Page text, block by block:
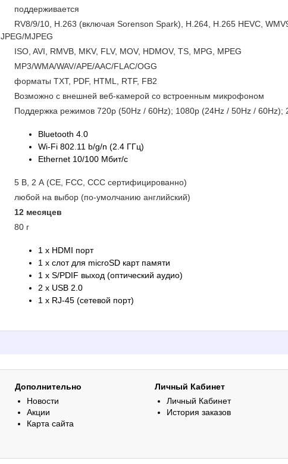
поддерживается
RV8/9/10, H.263 (включая Sorenson Spark), H.264, H.265 HEVC,
JPEG/MJPEG
ISO, AVI, RMVB, MKV, FLV, MOV, HDMOV, TS, MPG, MPEG
MP3/WMA/WAV/APE/AAC/FLAC/OGG
форматы TXT, PDF, HTML, RTF, FB2
Возможно с внешней веб-камерой со встроенным микрофоном
Поддержка режимов 720p (50Hz / 60Hz); 1080p (24Hz / 50Hz / 60Hz);
Bluetooth 4.0
Wi-Fi 802.11 b/g/n (2.4 ГГц)
Ethernet 10/100 Мбит/с
5 В, 2 А (CE, FCC, CCC сертифицированно)
любой на выбор (по-умолчанию английский)
12 месяцев
80 г
1 x HDMI порт
1 x слот для microSD карт памяти
1 x S/PDIF выход (оптический аудио)
2 x USB 2.0
1 x RJ-45 (сетевой порт)
Дополнительно
Новости
Акции
Карта сайта
Личный Кабинет
Личный Кабинет
История заказов